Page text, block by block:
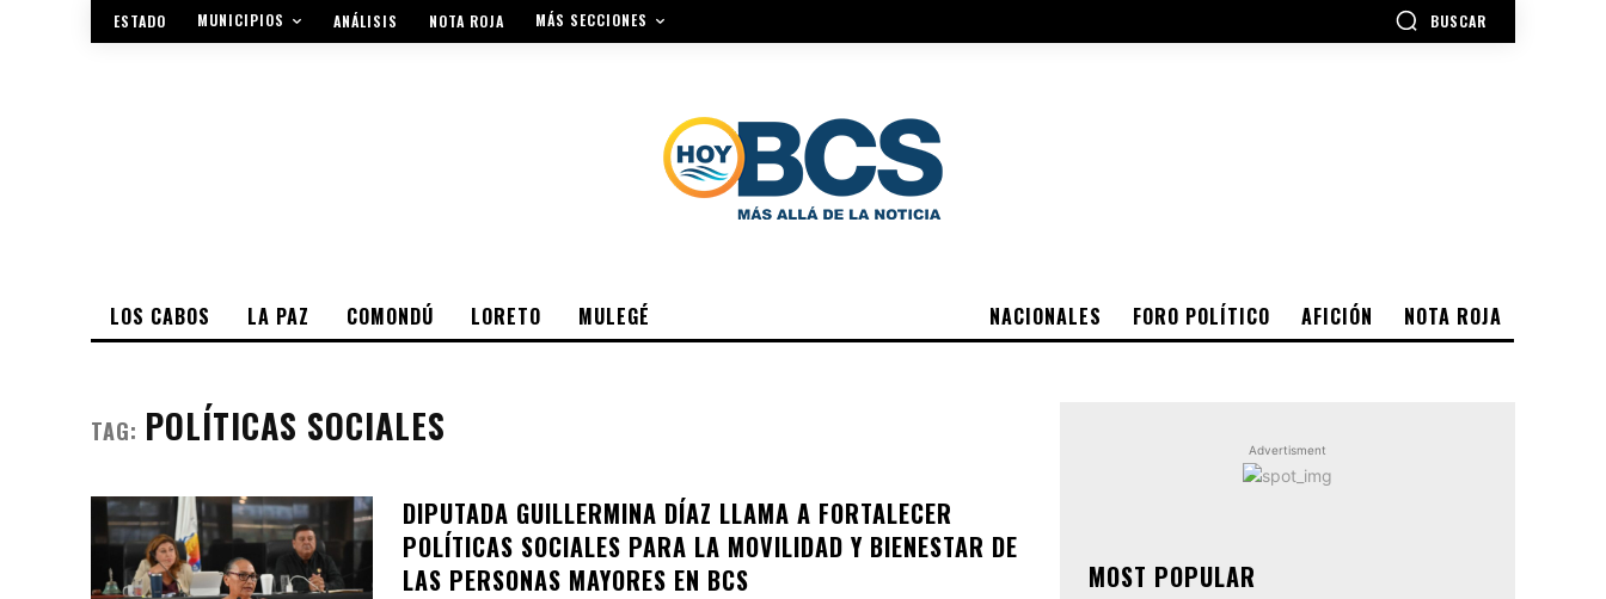
ESTADO MUNICIPIOS ANÁLISIS NOTA ROJA MÁS SECCIONES BUSCAR
NACIONALES FORO POLÍTICO AFICIÓN NOTA ROJA
LOS CABOS LA PAZ COMONDÚ LORETO MULEGÉ
TAG: POLÍTICAS SOCIALES
DIPUTADA GUILLERMINA DÍAZ LLAMA A FORTALECER
POLÍTICAS SOCIALES PARA LA MOVILIDAD Y BIENESTAR DE
LAS PERSONAS MAYORES EN BCS
Advertisment
MOST POPULAR